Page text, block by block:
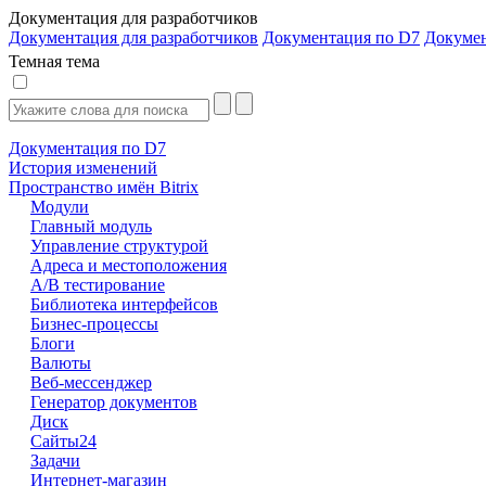
Документация для разработчиков
Документация для разработчиков Документация по D7
Темная тема
Документация по D7
История изменений
Пространство имён Bitrix
Модули
Главный модуль
Управление структурой
Адреса и местоположения
А/В тестирование
Библиотека интерфейсов
Бизнес-процессы
Блоги
Валюты
Веб-мессенджер
Генератор документов
Диск
Сайты24
Задачи
Интернет-магазин